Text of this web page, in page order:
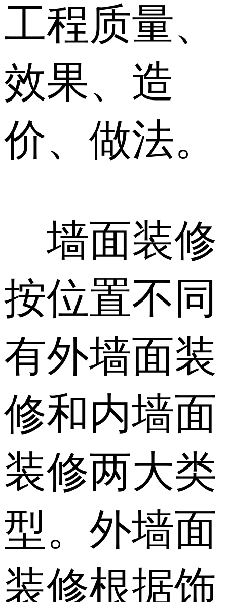
工程质量、
效果、造
价、做法。
墙面装修
按位置不同
有外墙面装
修和内墙面
装修两大类
型。外墙面
装修根据饰